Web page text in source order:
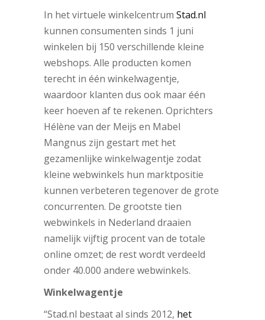
In het virtuele winkelcentrum Stad.nl
kunnen consumenten sinds 1 juni
winkelen bij 150 verschillende kleine
webshops. Alle producten komen
terecht in één winkelwagentje,
waardoor klanten dus ook maar één
keer hoeven af te rekenen. Oprichters
Hélène van der Meijs en Mabel
Mangnus zijn gestart met het
gezamenlijke winkelwagentje zodat
kleine webwinkels hun marktpositie
kunnen verbeteren tegenover de grote
concurrenten. De grootste tien
webwinkels in Nederland draaien
namelijk vijftig procent van de totale
online omzet; de rest wordt verdeeld
onder 40.000 andere webwinkels.
Winkelwagentje
“Stad.nl bestaat al sinds 2012, het